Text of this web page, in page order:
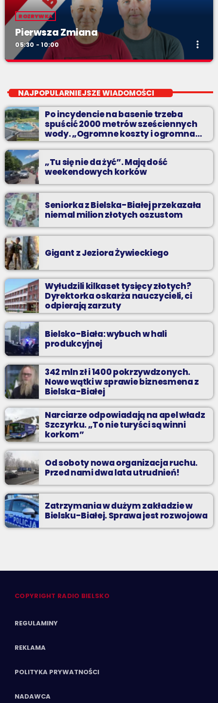
ROZRYWKA
Pierwsza Zmiana
05:30 - 10:00 more_vert
Codziennie od poniedziałku do piątku od 5:30 do 10.
NAJPOPULARNIEJSZE WIADOMOŚCI
Po incydencie na basenie trzeba
spuścić 2000 metrów sześciennych
wody. „Ogromne koszty i ogromna
praca”
„Tu się nie da żyć”. Mają dość
weekendowych korków
Seniorka z Bielska-Białej przekazała
niemal milion złotych oszustom
Gigant z Jeziora Żywieckiego
Wyłudzili kilkaset tysięcy złotych?
Dyrektorka oskarża nauczycieli, ci
odpierają zarzuty
Bielsko-Biała: wybuch w hali
produkcyjnej
342 mln zł i 1400 pokrzywdzonych.
Nowe wątki w sprawie biznesmena z
Bielska-Białej
Narciarze odpowiadają na apel władz
Szczyrku. „To nie turyści są winni
korkom”
Od soboty nowa organizacja ruchu.
Przed nami dwa lata utrudnień!
Zatrzymania w dużym zakładzie w
Bielsku-Białej. Sprawa jest rozwojowa
COPYRIGHT RADIO BIELSKO
REGULAMINY
REKLAMA
POLITYKA PRYWATNOŚCI
NADAWCA